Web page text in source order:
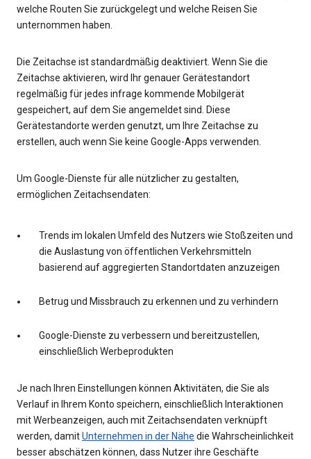
welche Routen Sie zurückgelegt und welche Reisen Sie
unternommen haben.
Die Zeitachse ist standardmäßig deaktiviert. Wenn Sie die
Zeitachse aktivieren, wird Ihr genauer Gerätestandort
regelmäßig für jedes infrage kommende Mobilgerät
gespeichert, auf dem Sie angemeldet sind. Diese
Gerätestandorte werden genutzt, um Ihre Zeitachse zu
erstellen, auch wenn Sie keine Google-Apps verwenden.
Um Google-Dienste für alle nützlicher zu gestalten,
ermöglichen Zeitachsendaten:
Trends im lokalen Umfeld des Nutzers wie Stoßzeiten und
die Auslastung von öffentlichen Verkehrsmitteln
basierend auf aggregierten Standortdaten anzuzeigen
Betrug und Missbrauch zu erkennen und zu verhindern
Google-Dienste zu verbessern und bereitzustellen,
einschließlich Werbeprodukten
Je nach Ihren Einstellungen können Aktivitäten, die Sie als
Verlauf in Ihrem Konto speichern, einschließlich Interaktionen
mit Werbeanzeigen, auch mit Zeitachsendaten verknüpft
werden, damitUnternehmen in der Nähe die Wahrscheinlichkeit
besser abschätzen können, dass Nutzer ihre Geschäfte